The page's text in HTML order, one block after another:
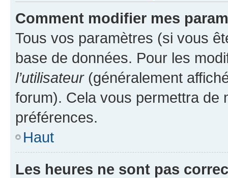
Comment modifier mes
Tous vos paramètres (si vous
base de données. Pour les
l’utilisateur(généralement
forum). Cela vous permettra de
préférences.
Haut
Les heures ne sont pas